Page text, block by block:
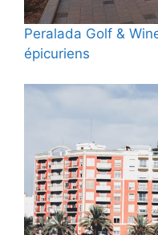
Peralada Golf &
épicuriens